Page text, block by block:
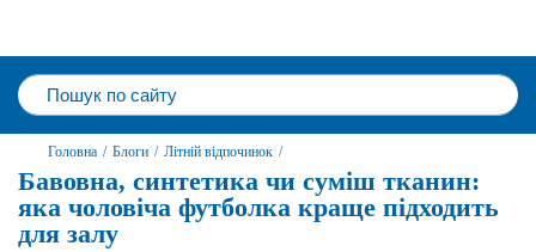
Головна / Блоги / Літній відпочинок /
Бавовна, синтетика чи суміш тканин:
яка чоловіча футболка краще підходить
для залу